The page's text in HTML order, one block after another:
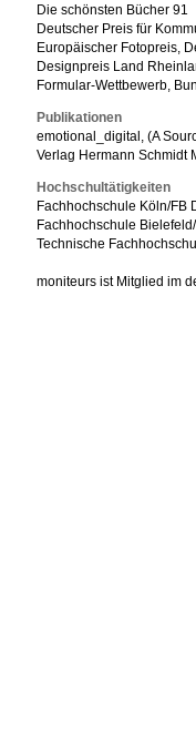
Die schönsten Bücher 91
Deutscher Preis für
Europäischer Fotopreis,
Designpreis Land
Formular-Wettbewerb,
Publikationen
emotional_digital, (A
Verlag Hermann Schmidt
Hochschultätigkeiten
Fachhochschule Köln/FB
Fachhochschule
Technische
moniteurs ist Mitglied im